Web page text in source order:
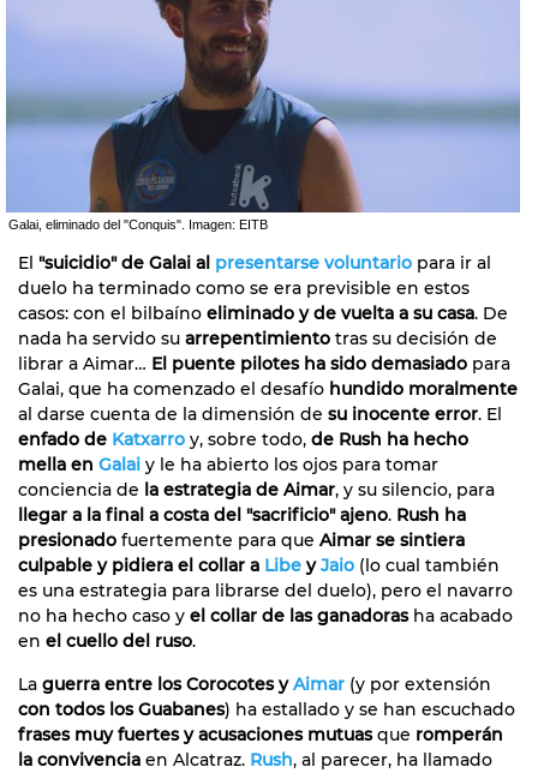
Galai, eliminado del "Conquis". Imagen: EITB
El "suicidio" de Galai al presentarse voluntario para ir al
duelo ha terminado como se era previsible en estos
casos: con el bilbaíno eliminado y de vuelta a su casa. De
nada ha servido su arrepentimiento tras su decisión de
librar a Aimar… El puente pilotes ha sido demasiado para
Galai, que ha comenzado el desafío hundido moralmente
al darse cuenta de la dimensión de su inocente error. El
enfado de Katxarro y, sobre todo, de Rush ha hecho
mella en Galai y le ha abierto los ojos para tomar
conciencia de la estrategia de Aimar, y su silencio, para
llegar a la final a costa del "sacrificio" ajeno. Rush ha
presionado fuertemente para que Aimar se sintiera
culpable y pidiera el collar a Libe yJaio (lo cual también
es una estrategia para librarse del duelo), pero el navarro
no ha hecho caso y el collar de las ganadorasha acabado
en el cuello del ruso.
La guerra entre los Corocotes yAimar (y por extensión
con todos los Guabanes) ha estallado y se han escuchado
frases muy fuertes y acusaciones mutuasque romperán
la convivencia en Alcatraz. Rush, al parecer, ha llamado